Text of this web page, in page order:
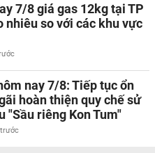
7/8 giá gas 12kg tại TP
nhiêu so với các khu vực
nay 7/8: Tiếp tục ổn
hoàn thiện quy chế sử
"Sầu riêng Kon Tum"